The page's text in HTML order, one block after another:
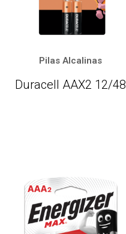
Pilas Alcalinas
Duracell AAX2 12/48